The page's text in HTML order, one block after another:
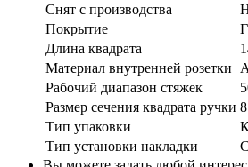
Cнят с производства
Покрытие
Длина квадрата
Материал внутренней розетки
Рабочий диапазон стяжек
Размер сечения квадрата ручки
Тип упаковки
Тип установки накладки